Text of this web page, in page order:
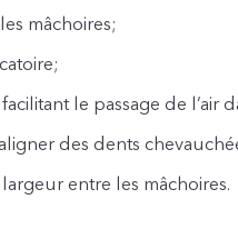
mâchoires;
le passage de l’air
des dents
entre les mâchoires.